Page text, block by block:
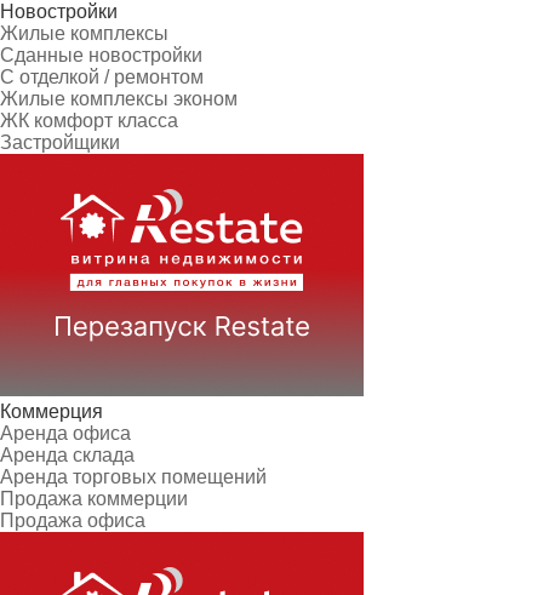
Новостройки
Жилые комплексы
Сданные новостройки
С отделкой / ремонтом
Жилые комплексы эконом
ЖК комфорт класса
Застройщики
Коммерция
Аренда офиса
Аренда склада
Аренда торговых помещений
Продажа коммерции
Продажа офиса